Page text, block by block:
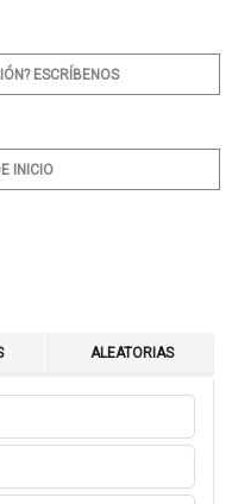
ESCRÍBENOS
INICIO
ALEATORIAS